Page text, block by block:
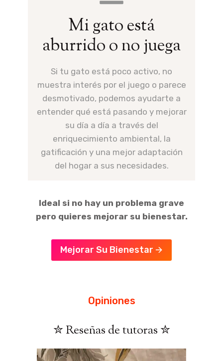
Mi gato está
aburrido o no juega
Si tu gato está poco activo, no
muestra interés por el juego o parece
desmotivado, podemos ayudarte a
entender qué está pasando y mejorar
su día a día a través del
enriquecimiento ambiental, la
gatificación y una mejor adaptación
del hogar a sus necesidades.
Ideal si no hay un problema grave
pero quieres mejorar su bienestar.
Mejorar Su Bienestar 🡪
Opiniones
✮ Reseñas de tutoras ✮